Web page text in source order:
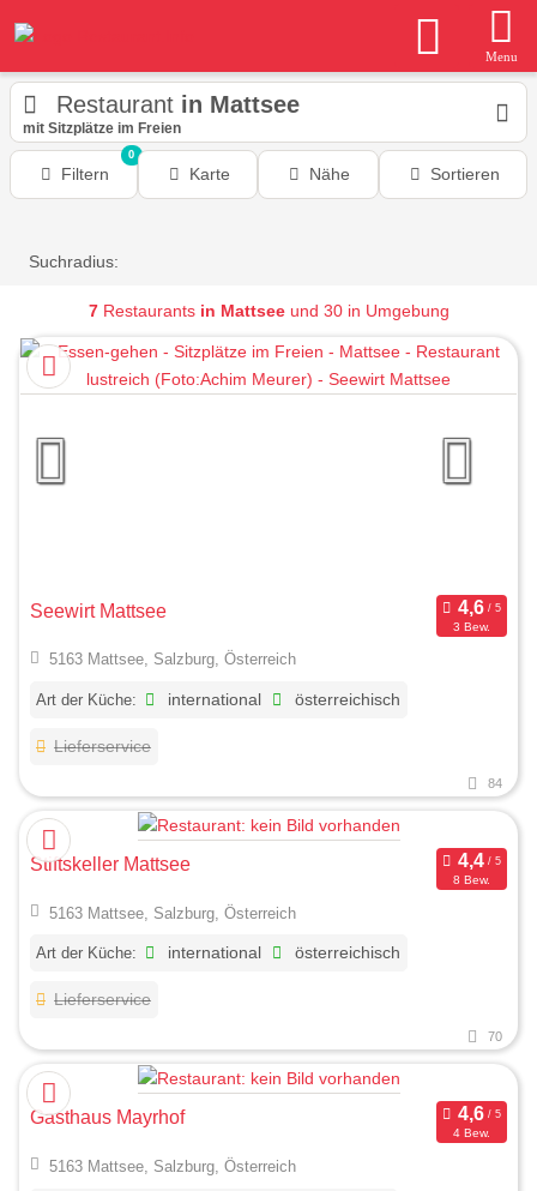
Menu
Restaurant in Mattsee
mit Sitzplätze im Freien
Filtern
0
Karte Nähe Sortieren
Suchradius:
7Restaurants in Mattseeund 30 in Umgebung
Seewirt Mattsee
3 Bew.
5163 Mattsee, Salzburg, Österreich
Art der Küche: international österreichisch
Lieferservice
84
Stiftskeller Mattsee
8 Bew.
5163 Mattsee, Salzburg, Österreich
Art der Küche: international österreichisch
Lieferservice
70
Gasthaus Mayrhof
4 Bew.
5163 Mattsee, Salzburg, Österreich